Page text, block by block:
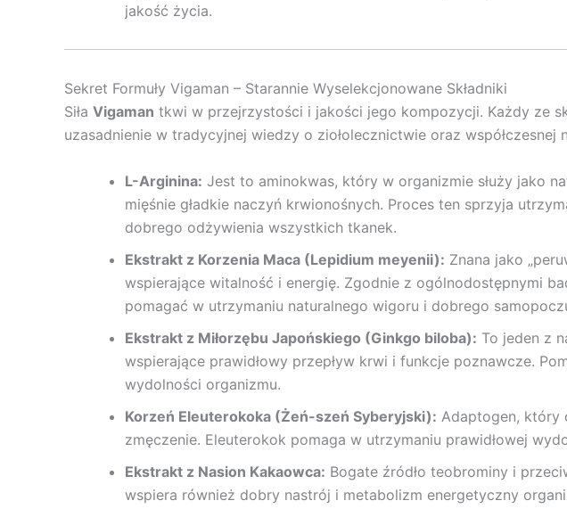
jakość życia.
Sekret Formuły Vigaman – Starannie Wyselekcjonowane Składniki
Siła Vigaman tkwi w przejrzystości i jakości jego kompozycji. Każdy ze
uzasadnienie w tradycyjnej wiedzy o ziołolecznictwie oraz współczesnej
L-Arginina: Jest to aminokwas, który w organizmie służy jako
mięśnie gładkie naczyń krwionośnych. Proces ten sprzyja
dobrego odżywienia wszystkich tkanek.
Ekstrakt z Korzenia Maca (Lepidium meyenii): Znana jako
wspierające witalność i energię. Zgodnie z ogólnodostępnymi
pomagać w utrzymaniu naturalnego wigoru i dobrego
Ekstrakt z Miłorzębu Japońskiego (Ginkgo biloba): To jeden z
wspierające prawidłowy przepływ krwi i funkcje poznawcze.
wydolności organizmu.
Korzeń Eleuterokoka (Żeń-szeń Syberyjski): Adaptogen, który
zmęczenie. Eleuterokok pomaga w utrzymaniu prawidłowej
Ekstrakt z Nasion Kakaowca: Bogate źródło teobrominy i
wspiera również dobry nastrój i metabolizm energetyczny